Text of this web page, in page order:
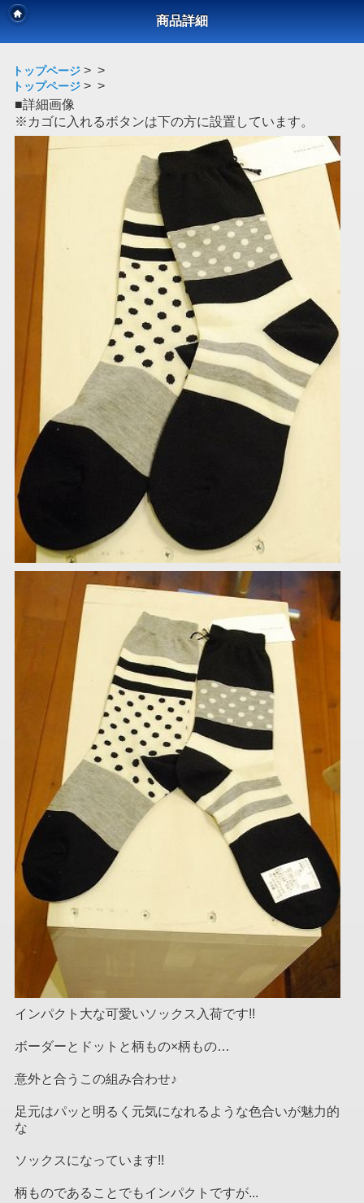
商品詳細
トップページ > >
トップページ > >
■詳細画像
※カゴに入れるボタンは下の方に設置しています。
インパクト大な可愛いソックス入荷です!!
ボーダーとドットと柄もの×柄もの…
意外と合うこの組み合わせ♪
足元はパッと明るく元気になれるような色合いが魅力的
な
ソックスになっています!!
柄ものであることでもインパクトですが...